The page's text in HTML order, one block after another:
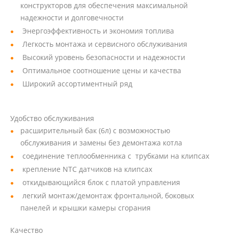
конструкторов для обеспечения максимальной
надежности и долговечности
Энергоэффективность и экономия топлива
Легкость монтажа и сервисного обслуживания
Высокий уровень безопасности и надежности
Оптимальное соотношение цены и качества
Широкий ассортиментный ряд
Удобство обслуживания
расширительный бак (6л) с возможностью
обслуживания и замены без демонтажа котла
соединение теплообменника с трубками на клипсах
крепление NTC датчиков на клипсах
откидывающийся блок с платой управления
легкий монтаж/демонтаж фронтальной, боковых
панелей и крышки камеры сгорания
Качество